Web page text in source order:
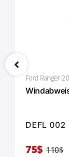
Ford Ranger
DEFL 002
75$ 110$